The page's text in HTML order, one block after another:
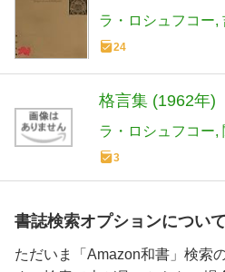
ラ・ロシュフコー
24
格言集 (1962年)
ラ・ロシュフコー
3
書誌検索オプションについて
ただいま「Amazon和書」検索